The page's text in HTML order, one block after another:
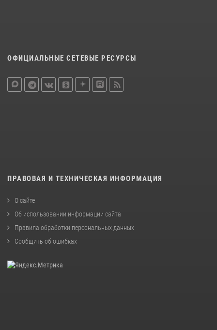
ОФИЦИАЛЬНЫЕ СЕТЕВЫЕ РЕСУРСЫ
ПРАВОВАЯ И ТЕХНИЧЕСКАЯ ИНФОРМАЦИЯ
О сайте
Об использовании информации сайта
Правила обработки персональных данных
Сообщить об ошибках